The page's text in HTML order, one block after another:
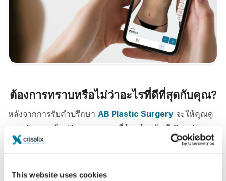
This website uses cookies
ต้องการทราบหรือไม่ว่าอะไรที่ดีที่สุดกับคุณ?
หลังจากการรับคำปรึกษา AB Plastic Surgery จะให้คุณดู
ภาพ "คุณคนใหม่" ของคุณจากที่บ้านด้วยบัญชี Crisalix คุณ
สามารถให้ครอบครัว เพื่อน หรือคนอื่นช่วยออกความเห็นได้